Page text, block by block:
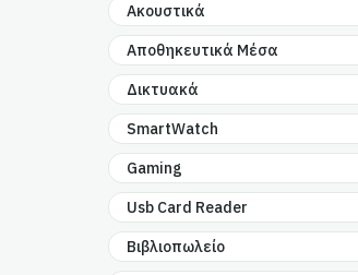
Ακουστικά
Αποθηκευτικά Μέσα
Δικτυακά
SmartWatch
Gaming
Usb Card Reader
Βιβλιοπωλείο